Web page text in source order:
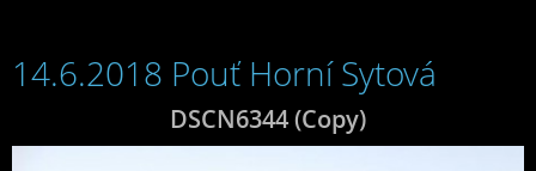
14.6.2018 Pouť Horní Sytová
DSCN6344 (Copy)